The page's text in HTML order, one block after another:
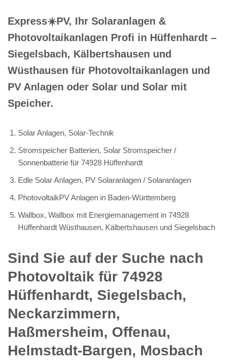
Express☀️PV️, Ihr Solaranlagen &
Photovoltaikanlagen Profi in Hüffenhardt –
Siegelsbach, Kälbertshausen und
Wüsthausen für Photovoltaikanlagen und
PV Anlagen oder Solar und Solar mit
Speicher.
Solar Anlagen, Solar-Technik
Stromspeicher Batterien, Solar Stromspeicher /
Sonnenbatterie für 74928 Hüffenhardt
Edle Solar Anlagen, PV Solaranlagen / Solaranlagen
PhotovoltaikPV Anlagen in Baden-Württemberg
Wallbox, Wallbox mit Energiemanagement in 74928
Hüffenhardt Wüsthausen, Kälbertshausen und Siegelsbach
Sind Sie auf der Suche nach
Photovoltaik für 74928
Hüffenhardt, Siegelsbach,
Neckarzimmern,
Haßmersheim, Offenau,
Helmstadt-Bargen, Mosbach